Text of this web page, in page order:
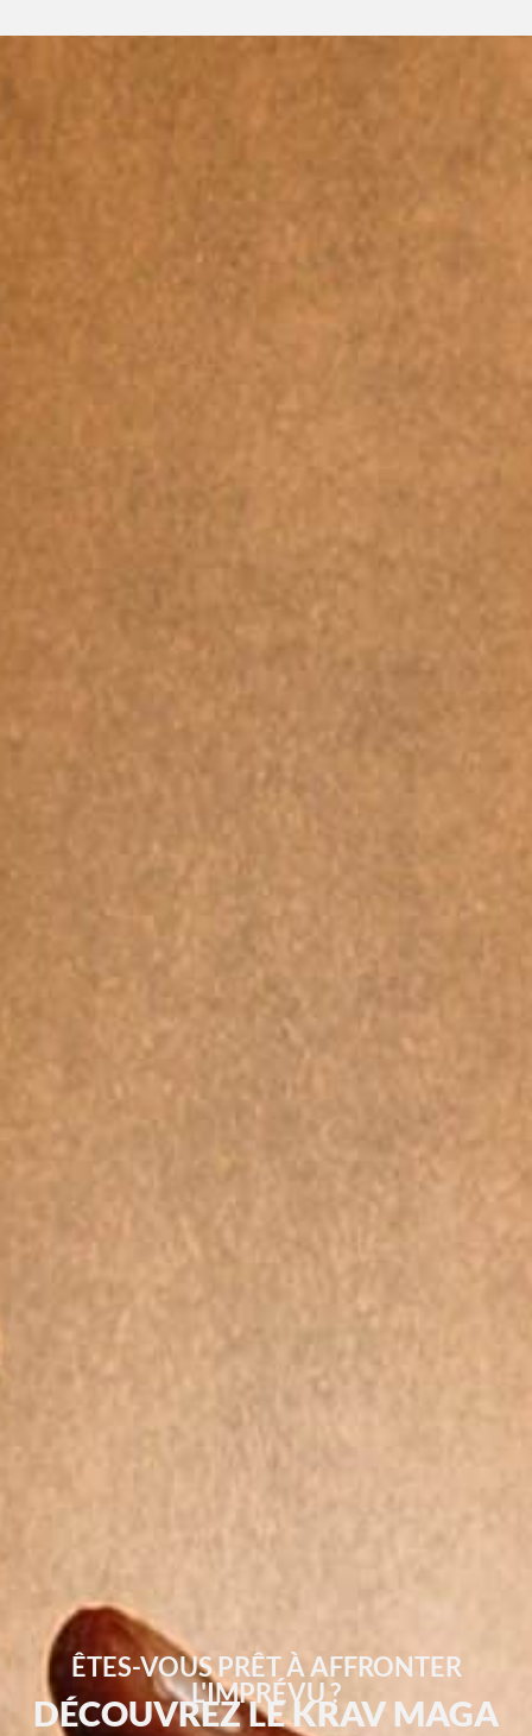
ÊTES-VOUS PRÊT À AFFRONTER
L'IMPRÉVU ?
DÉCOUVREZ LE KRAV MAGA